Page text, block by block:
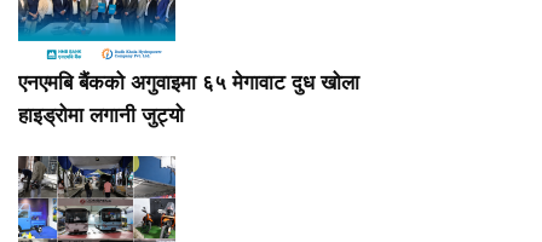
एनएमबि बैंकको अगुवाइमा ६५ मेगावाट दुध खोला
हाइड्रोमा लगानी जुट्यो